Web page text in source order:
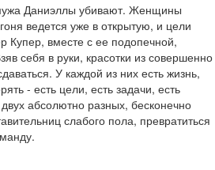
Даниэллы убивают. Женщины
ведется уже в открытую, и цели
вместе с ее подопечной,
себя в руки, красотки из совершенно
У каждой из них есть жизнь,
- есть цели, есть задачи, есть
абсолютно разных, бесконечно
слабого пола, превратиться